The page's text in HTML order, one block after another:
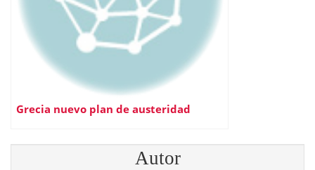
Grecia nuevo plan de austeridad
Autor